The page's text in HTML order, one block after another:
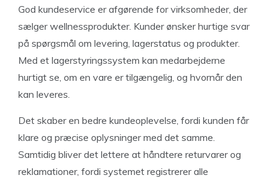
God kundeservice er afgørende for virksomheder, der
sælger wellnessprodukter. Kunder ønsker hurtige svar
på spørgsmål om levering, lagerstatus og produkter.
Med et lagerstyringssystem kan medarbejderne
hurtigt se, om en vare er tilgængelig, og hvornår den
kan leveres.
Det skaber en bedre kundeoplevelse, fordi kunden får
klare og præcise oplysninger med det samme.
Samtidig bliver det lettere at håndtere returvarer og
reklamationer, fordi systemet registrerer alle